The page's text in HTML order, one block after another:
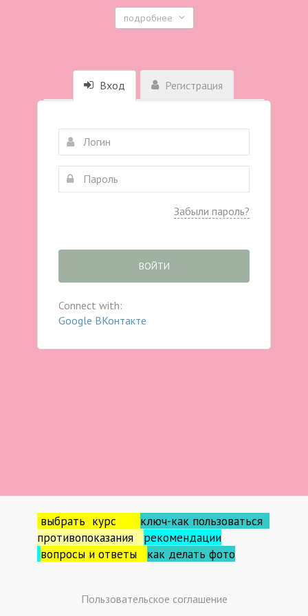
подробнее
Вход Регистрация
Забыли пароль?
ВОЙТИ
Connect with:
Google ВКонтакте
выбрать курс ключ-как пользоваться
противопоказания рекомендации
вопросы и ответы как делать фото
Пользовательское соглашение